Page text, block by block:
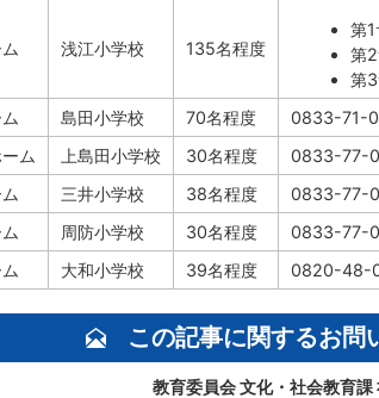
浅江小学校 135名程度
第
第
第
島田小学校 70名程度
0833-71-
ム
上島田小学校 30名程度
0833-77-
三井小学校 38名程度
0833-77-
周防小学校 30名程度
0833-77-
大和小学校 39名程度 0820-48-
この記事に関するお問
教育委員会 文化・社会教育課